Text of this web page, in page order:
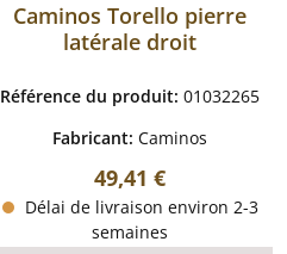
Caminos Torello pierre
latérale droit
Référence du produit:01032265
Fabricant:Caminos
Prix régulier :
49,41 €
Délai de livraison environ 2-3
semaines